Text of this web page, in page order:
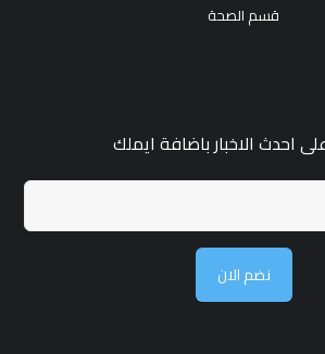
قسم الصحة
احدث الاخبار باضافة ايملك
نضم الان